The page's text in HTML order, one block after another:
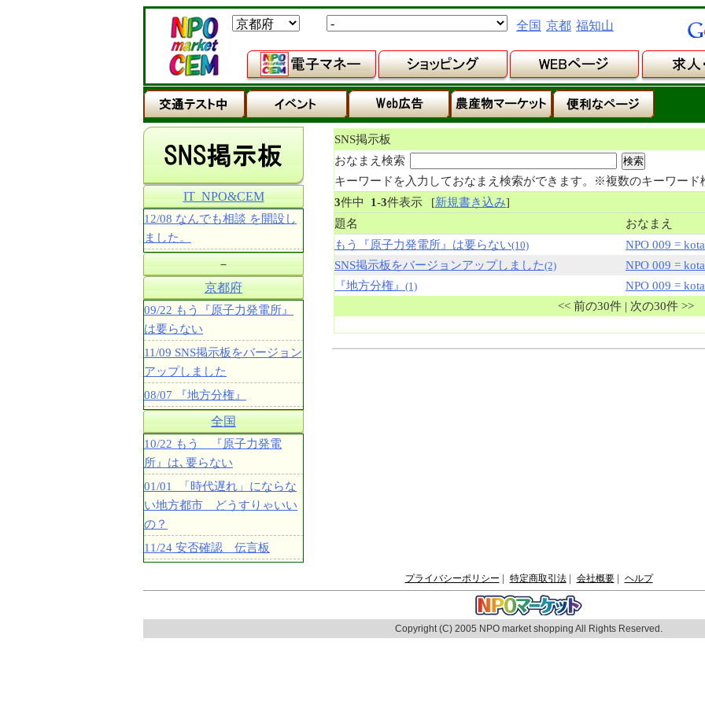
全国 京都 福知山
SNS掲示板
おなまえ検索
キーワードを入力しておなまえ検索ができます。※複数のキーワード
3件中 1-3件表示 [新規書き込み]
題名
おなまえ
もう『原子力発電所』は要らない(10)
NPO 009 =
SNS掲示板をバージョンアップしました(2)
NPO 009 =
『地方分権』 (1)
NPO 009 =
<< 前の30件 | 次の30件 >>
IT_NPO&CEM
12/08 なんでも相談 を開設し
ました。
－
京都府
09/22 もう『原子力発電所』
は要らない
11/09 SNS掲示板をバージョン
アップしました
08/07 『地方分権』
全国
10/22 もう 『原子力発電
所』は､要らない
01/01 「時代遅れ」にならな
い地方都市 どうすりゃいい
の？
11/24 安否確認 伝言板
プライバシーポリシー 特定商取引法| 会社概要| ヘルプ
Copyright (C) 2005 NPO market shopping All Rights Reserved.